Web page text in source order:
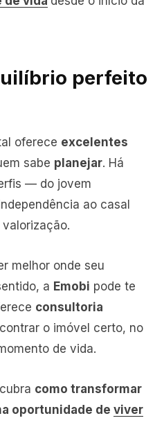
perfeito
oferece excelentes
sabe planejar. Há
— do jovem
ao casal
melhor onde seu
a Emobi pode te
consultoria
o imóvel certo, no
de vida.
como transformar
oportunidade de viver